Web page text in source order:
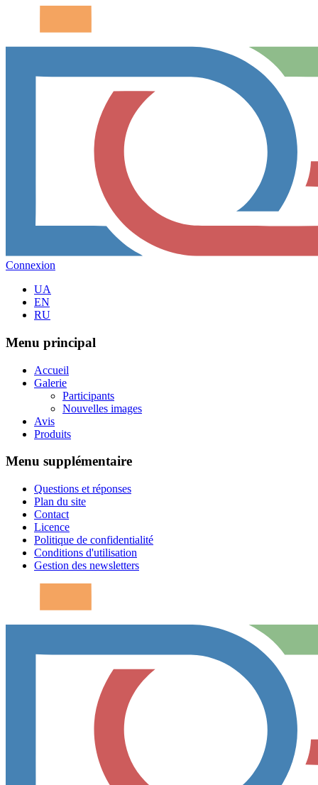
Connexion
UA
EN
RU
Menu principal
Accueil
Galerie
Participants
Nouvelles images
Avis
Produits
Menu supplémentaire
Questions et réponses
Plan du site
Contact
Licence
Politique de confidentialité
Conditions d'utilisation
Gestion des newsletters